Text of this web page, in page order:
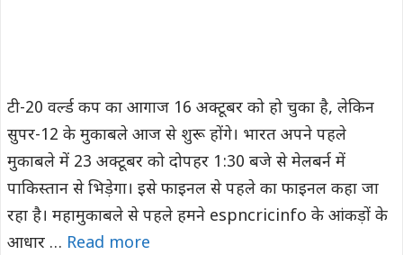
टी-20 वर्ल्ड कप का आगाज 16 अक्टूबर को हो चुका है, लेकिन
सुपर-12 के मुकाबले आज से शुरू होंगे। भारत अपने पहले
मुकाबले में 23 अक्टूबर को दोपहर 1:30 बजे से मेलबर्न में
पाकिस्तान से भिड़ेगा। इसे फाइनल से पहले का फाइनल कहा जा
रहा है। महामुकाबले से पहले हमने espncricinfo के आंकड़ों के
आधार … Read more